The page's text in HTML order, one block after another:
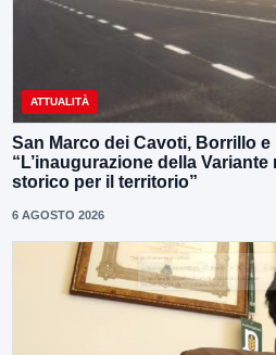
ATTUALITÀ
San Marco dei Cavoti, Borrillo e
“L’inaugurazione della
storico per il territorio”
6 AGOSTO 2026